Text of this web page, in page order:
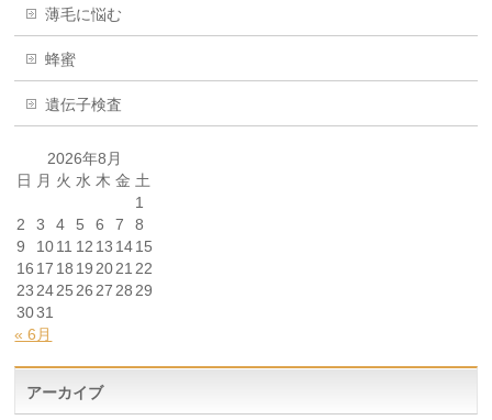
薄毛に悩む
蜂蜜
遺伝子検査
2026年8月
日 月 火 水 木 金 土
1
2
3 4 5 6 7
8
9
1011 12 13 1415
16 17 18 19 2021 22
23 2425 26 27 28 29
3031
« 6月
アーカイブ